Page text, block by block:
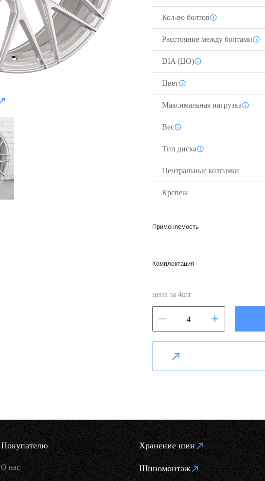
Кол-во болтов
Расстояние между болтами
DIA (ЦО)
Цвет
Максимальная нагрузка
Вес
Тип диска
Центральные колпачки
Крепеж
Применяемость
Комплектация
цена за 4шт
Покупателю
О нас
Хранение шин
Шиномонтаж